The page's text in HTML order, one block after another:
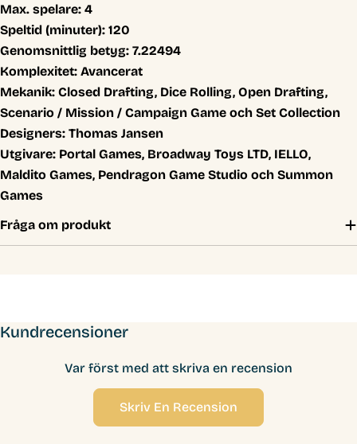
Max. spelare: 4
Speltid (minuter): 120
Genomsnittlig betyg: 7.22494
Komplexitet: Avancerat
Mekanik: Closed Drafting, Dice Rolling, Open Drafting,
Scenario / Mission / Campaign Game och Set Collection
Designers: Thomas Jansen
Utgivare: Portal Games, Broadway Toys LTD, IELLO,
Maldito Games, Pendragon Game Studio och Summon
Games
Fråga om produkt
Kundrecensioner
Var först med att skriva en recension
Skriv En Recension